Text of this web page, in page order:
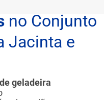
no Conjunto
Jacinta e
geladeira